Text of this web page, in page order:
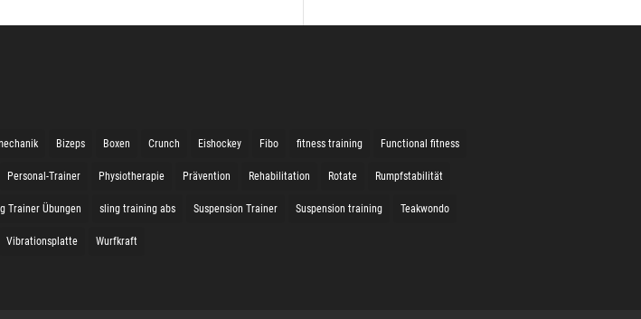
Bizeps Boxen Crunch Eishockey Fibo fitness training Functional fitness
Personal-Trainer Physiotherapie Prävention Rehabilitation Rotate Rumpfstabilität
Trainer Übungen sling training abs Suspension Trainer Suspension training Teakwondo
Vibrationsplatte Wurfkraft